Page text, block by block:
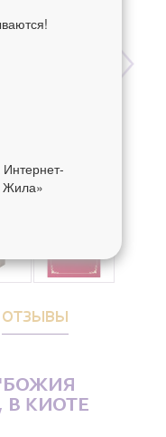
ОТЗЫВЫ
В КИОТЕ
Жила»